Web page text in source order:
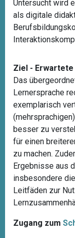
Untersucht wird
als digitale
Ziel -
Das
Lernersprache
exemplarisch
besser zu
für einen
zu machen.
Ergebnisse aus
insbesondere
Leitfäden zur
Zugang zum